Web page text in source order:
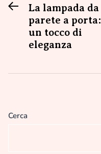
Navigazione
articoli
PreviousLa lampada da
parete a porta:
un tocco di
eleganza
Cerca